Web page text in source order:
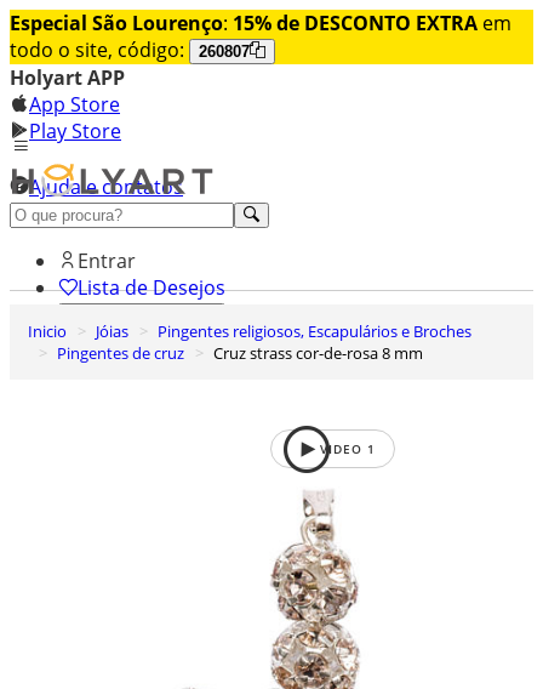
Especial São Lourenço: 15% de DESCONTO EXTRA em
todo o site, código:
260807
Holyart APP
App Store
Play Store
Ajuda e contatos
Conheça premium
Entrar
Lista de Desejos
0
Carrinho de Compras
Inicio Jóias
Pingentes religiosos, Escapulários e Broches
Pingentes de cruz
Cruz strass cor-de-rosa 8 mm
VIDEO 1